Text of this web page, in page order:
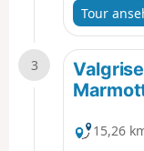
jungen
ihrer Eltern
eine
auf das
Tour
3
15,26